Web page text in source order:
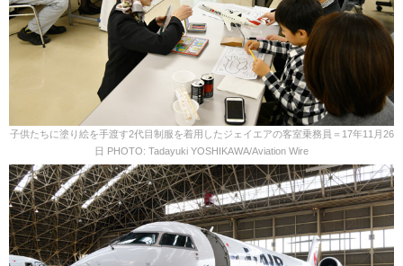
子供たちに塗り絵を手渡す2代目制服を着用したジェイエアの客室乗務員＝17年11月26
日 PHOTO: Tadayuki YOSHIKAWA/Aviation Wire